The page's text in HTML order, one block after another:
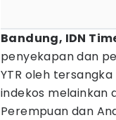
Bandung, IDN
penyekapan dan
YTR oleh tersangka
indekos melainkan
Perempuan dan